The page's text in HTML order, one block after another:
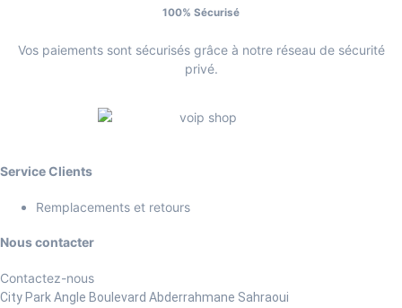
100% Sécurisé
Vos paiements sont sécurisés grâce à notre réseau de sécurité
privé.
Service Clients
Remplacements et retours
Nous contacter
Contactez-nous
City Park Angle Boulevard Abderrahmane Sahraoui